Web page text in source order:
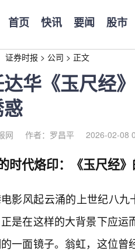
首页 快讯 要闻 股市
证券时报 > 公司 > 正文
华《玉尺经
网 作者：罗昌平 2026-02-08
时代烙印：《玉尺经
影风起云涌的上世纪八九
正是在这样的大背景下应
一面镜子。翁虹，这位